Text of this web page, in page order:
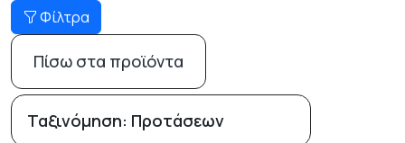
Φίλτρα
Πίσω στα προϊόντα